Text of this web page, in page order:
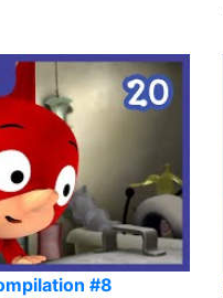
#8